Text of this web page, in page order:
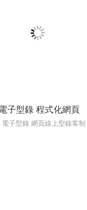
子型錄 程式化網頁
子型錄 網頁線上型錄客制